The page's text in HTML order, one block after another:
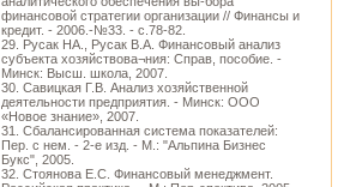
финансовой стратегии организации // Финансы и
кредит. - 2006.-№33. - с.78-82.
29. Русак НА., Русак В.А. Финансовый анализ
субъекта хозяйствова¬ния: Справ, пособие. -
Минск: Высш. школа, 2007.
30. Савицкая Г.В. Анализ хозяйственной
деятельности предприятия. - Минск: ООО
«Новое знание», 2007.
31. Сбалансированная система показателей:
Пер. с нем. - 2-е изд. - М.: "Альпина Бизнес
Букс", 2005.
32. Стоянова Е.С. Финансовый менеджмент.